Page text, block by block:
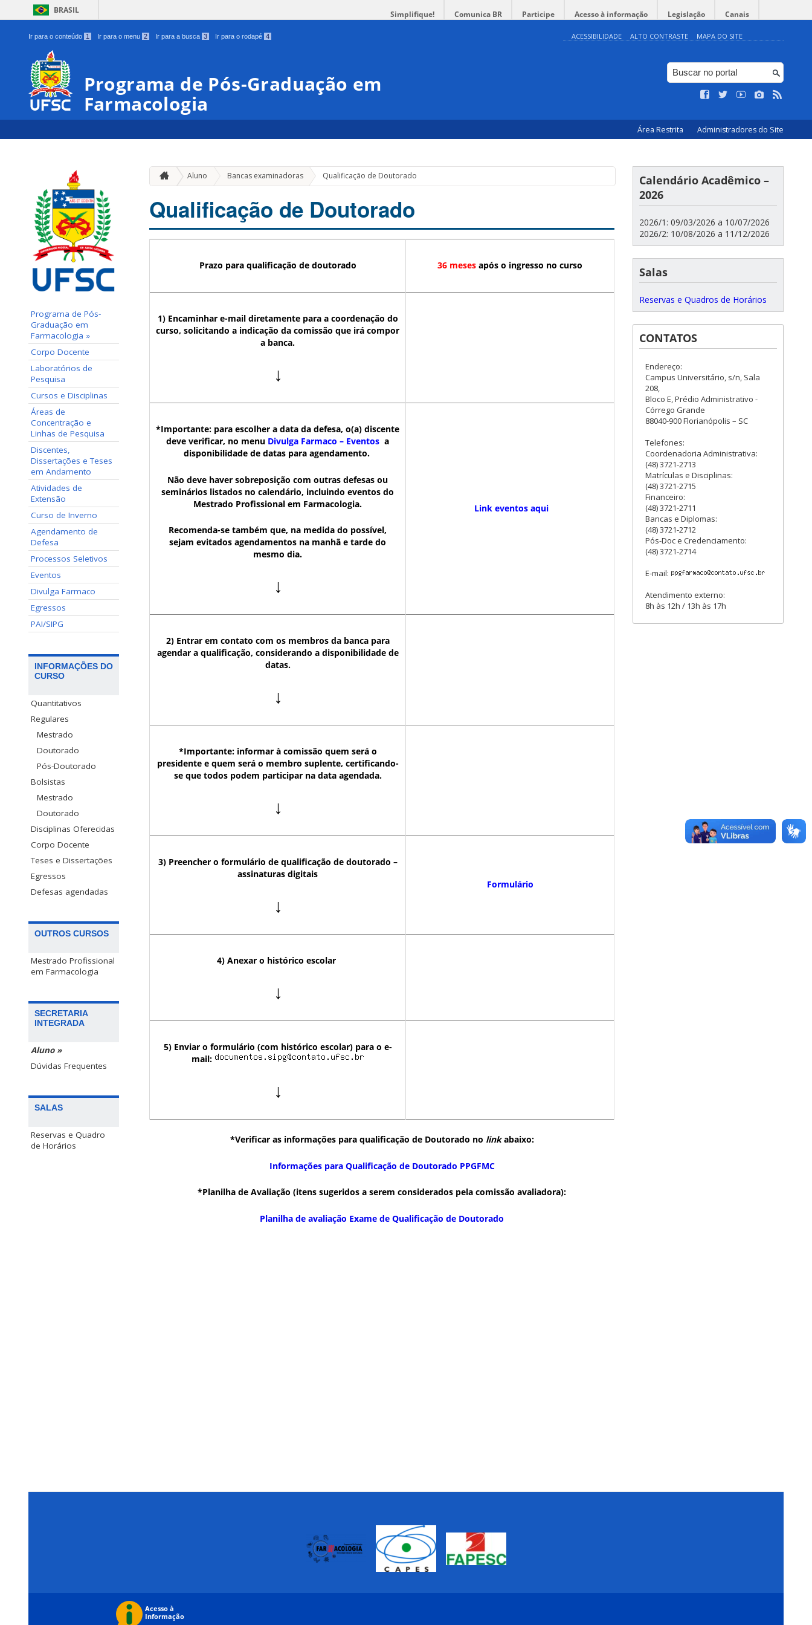
BRASIL Simplifique! Comunica BR Participe Acesso à informação Legislação Canais
Ir para o conteúdo 1 Ir para o menu 2 Ir para a busca 3 Ir para o rodapé 4 ACESSIBILIDADE ALTO CONTRASTE MAPA DO SITE
Programa de Pós-Graduação em
Farmacologia
Área Restrita Administradores do Site
Programa de Pós-
Graduação em
Farmacologia »
Corpo Docente
Laboratórios de
Pesquisa
Cursos e Disciplinas
Áreas de
Concentração e
Linhas de Pesquisa
Discentes,
Dissertações e Teses
em Andamento
Atividades de
Extensão
Curso de Inverno
Agendamento de
Defesa
Processos Seletivos
Eventos
Divulga Farmaco
Egressos
PAI/SIPG
INFORMAÇÕES DO
CURSO
Quantitativos
Regulares
Mestrado
Doutorado
Pós-Doutorado
Bolsistas
Mestrado
Doutorado
Disciplinas Oferecidas
Corpo Docente
Teses e Dissertações
Egressos
Defesas agendadas
OUTROS CURSOS
Mestrado Profissional
em Farmacologia
SECRETARIA
INTEGRADA
Aluno »
Dúvidas Frequentes
SALAS
Reservas e Quadro
de Horários
Aluno Bancas examinadoras Qualificação de Doutorado
Qualificação de Doutorado
Prazo para qualificação de doutorado 36 meses após o ingresso no curso
1) Encaminhar e-mail diretamente para a coordenação do
curso, solicitando a indicação da comissão que irá compor
a banca.
↓
*Importante: para escolher a data da defesa, o(a) discente
deve verificar, no menu Divulga Farmaco – Eventos a
disponibilidade de datas para agendamento.
Não deve haver sobreposição com outras defesas ou
seminários listados no calendário, incluindo eventos do
Mestrado Profissional em Farmacologia.
Recomenda-se também que, na medida do possível,
sejam evitados agendamentos na manhã e tarde do
mesmo dia.
↓
Link eventos aqui
2) Entrar em contato com os membros da banca para
agendar a qualificação, considerando a disponibilidade de
datas.
↓
*Importante: informar à comissão quem será o
presidente e quem será o membro suplente, certificando-
se que todos podem participar na data agendada.
↓
3) Preencher o formulário de qualificação de doutorado –
assinaturas digitais
↓
Formulário
4) Anexar o histórico escolar
↓
5) Enviar o formulário (com histórico escolar) para o e-
mail:
↓
*Verificar as informações para qualificação de Doutorado no linkabaixo:
Informações para Qualificação de Doutorado PPGFMC
*Planilha de Avaliação (itens sugeridos a serem considerados pela comissão avaliadora):
Planilha de avaliação Exame de Qualificação de Doutorado
Calendário Acadêmico –
2026
2026/1: 09/03/2026 a 10/07/2026
2026/2: 10/08/2026 a 11/12/2026
Salas
Reservas e Quadros de Horários
CONTATOS
Endereço:
Campus Universitário, s/n, Sala
208,
Bloco E, Prédio Administrativo -
Córrego Grande
88040-900 Florianópolis – SC
Telefones:
Coordenadoria Administrativa:
(48) 3721-2713
Matrículas e Disciplinas:
(48) 3721-2715
Financeiro:
(48) 3721-2711
Bancas e Diplomas:
(48) 3721-2712
Pós-Doc e Credenciamento:
(48) 3721-2714
E-mail:
Atendimento externo:
8h às 12h / 13h às 17h